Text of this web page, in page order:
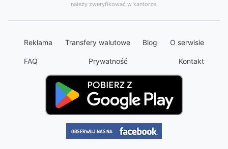
należy zweryfikować w kantorze.
Reklama Transfery walutowe Blog O serwisie
FAQ Prywatność Kontakt